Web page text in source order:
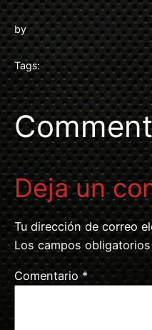
by
Tags:
Deja un
Tu dirección de correo
Los campos
Comentario*